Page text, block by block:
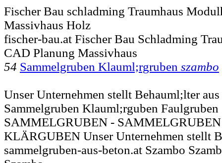
Fischer Bau schladming Traumhaus
Massivhaus Holz
fischer-bau.at Fischer Bau Schladming
CAD Planung Massivhaus
54 Sammelgruben Klauml;rgruben szambo
Unser Unternehmen stellt Behauml;lter
Sammelgruben Klauml;rguben
SAMMELGRUBEN -
KLÄRGUBEN Unser Unternehmen stellt
sammelgruben-aus-beton.at Szambo